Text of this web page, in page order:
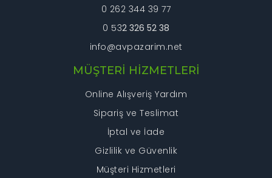
0 262 344 39 77
0 532 326 52 38
info@avpazarim.net
MÜŞTERİ HİZMETLERİ
Online Alışveriş Yardım
Sipariş ve Teslimat
İptal ve İade
Gizlilik ve Güvenlik
Müşteri Hizmetleri